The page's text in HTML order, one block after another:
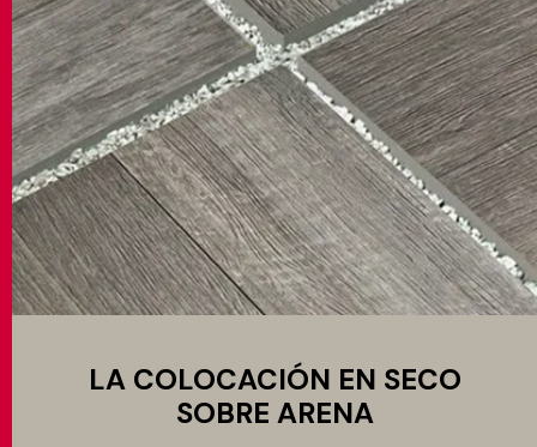
LA COLOCACIÓN EN SECO
SOBRE ARENA